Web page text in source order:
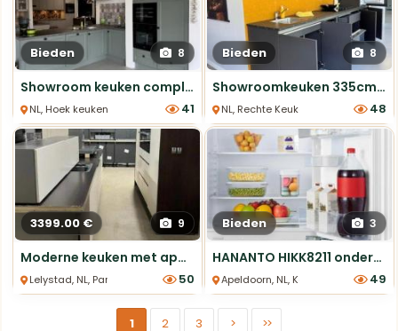
Bieden 8
Showroom keuken compleet met apparatuur €5.245
NL, Hoek keukens 41
Bieden 8
Showroomkeuken 335cm - compleet met apparatuur
NL, Rechte Keukens 48
3399.00 € 9
Moderne keuken met apparatuur - 377 cm
Lelystad, NL, Parallel Keukens 50
Bieden 3
HANANTO HIKK8211 onderbouw
Apeldoorn, NL, Koelkasten 49
1 2 3 > >>